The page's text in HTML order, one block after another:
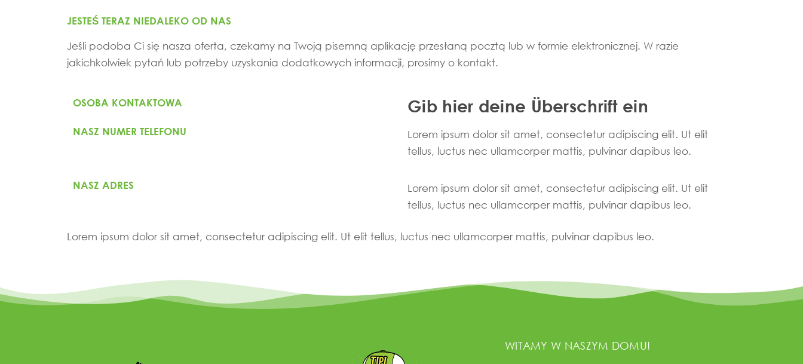
JESTEŚ TERAZ NIEDALEKO OD NAS
Jeśli podoba Ci się nasza oferta, czekamy na Twoją pisemną aplikację przesłaną pocztą lub w formie elektronicznej. W razie
jakichkolwiek pytań lub potrzeby uzyskania dodatkowych informacji, prosimy o kontakt.
OSOBA KONTAKTOWA Gib hier deine Überschrift ein
NASZ NUMER TELEFONU
Lorem ipsum dolor sit amet, consectetur adipiscing elit. Ut elit
tellus, luctus nec ullamcorper mattis, pulvinar dapibus leo.
NASZ ADRES
Lorem ipsum dolor sit amet, consectetur adipiscing elit. Ut elit
tellus, luctus nec ullamcorper mattis, pulvinar dapibus leo.
Lorem ipsum dolor sit amet, consectetur adipiscing elit. Ut elit tellus, luctus nec ullamcorper mattis, pulvinar dapibus leo.
WITAMY W NASZYM DOMU!